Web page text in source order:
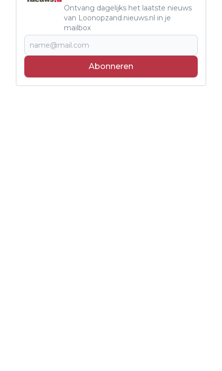
Ontvang dagelijks het laatste nieuws
van Loonopzand.nieuws.nl in je
mailbox
Abonneren